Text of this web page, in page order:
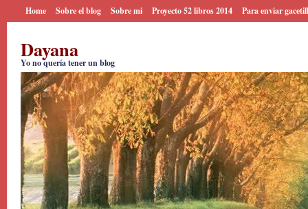
Home Sobre el blog Sobre mi Proyecto 52 libros 2014 Para enviar
Dayana
Yo no quería tener un blog